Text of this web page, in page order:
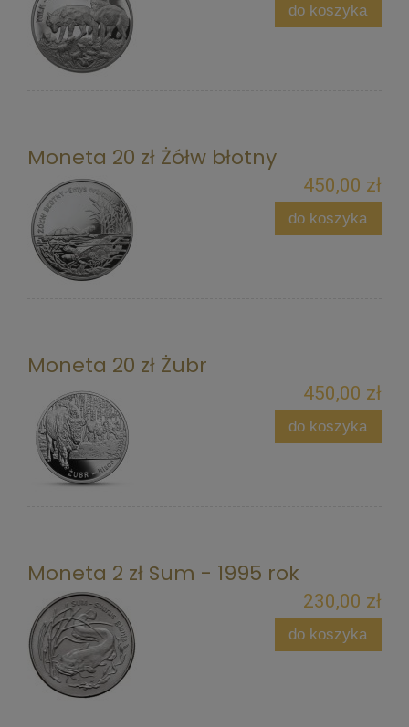
do koszyka
Moneta 20 zł Żółw błotny
450,00 zł
do koszyka
Moneta 20 zł Żubr
450,00 zł
do koszyka
Moneta 2 zł Sum - 1995 rok
230,00 zł
do koszyka